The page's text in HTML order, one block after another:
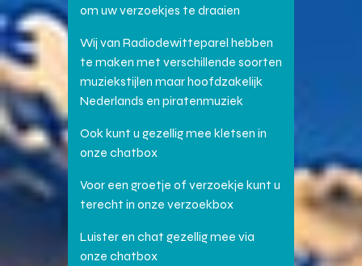
om uw verzoekjes te draaien
Wij van Radiodewitteparel hebben
te maken met verschillende soorten
muziekstijlen maar hoofdzakelijk
Nederlands en piratenmuziek
Ook kunt u gezellig mee kletsen in
onze chatbox
Voor een groetje of verzoekje kunt u
terecht in onze verzoekbox
Luister en chat gezellig mee via
onze chatbox